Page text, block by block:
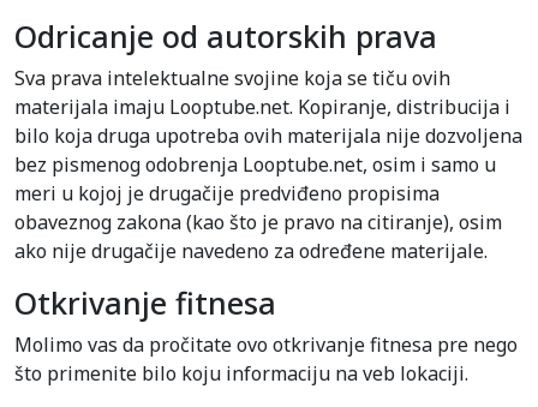
Odricanje od autorskih prava
Sva prava intelektualne svojine koja se tiču ovih
materijala imaju Looptube.net. Kopiranje, distribucija i
bilo koja druga upotreba ovih materijala nije dozvoljena
bez pismenog odobrenja Looptube.net, osim i samo u
meri u kojoj je drugačije predviđeno propisima
obaveznog zakona (kao što je pravo na citiranje), osim
ako nije drugačije navedeno za određene materijale.
Otkrivanje fitnesa
Molimo vas da pročitate ovo otkrivanje fitnesa pre nego
što primenite bilo koju informaciju na veb lokaciji.